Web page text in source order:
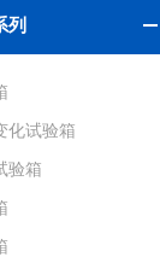
列
化试验箱
验箱